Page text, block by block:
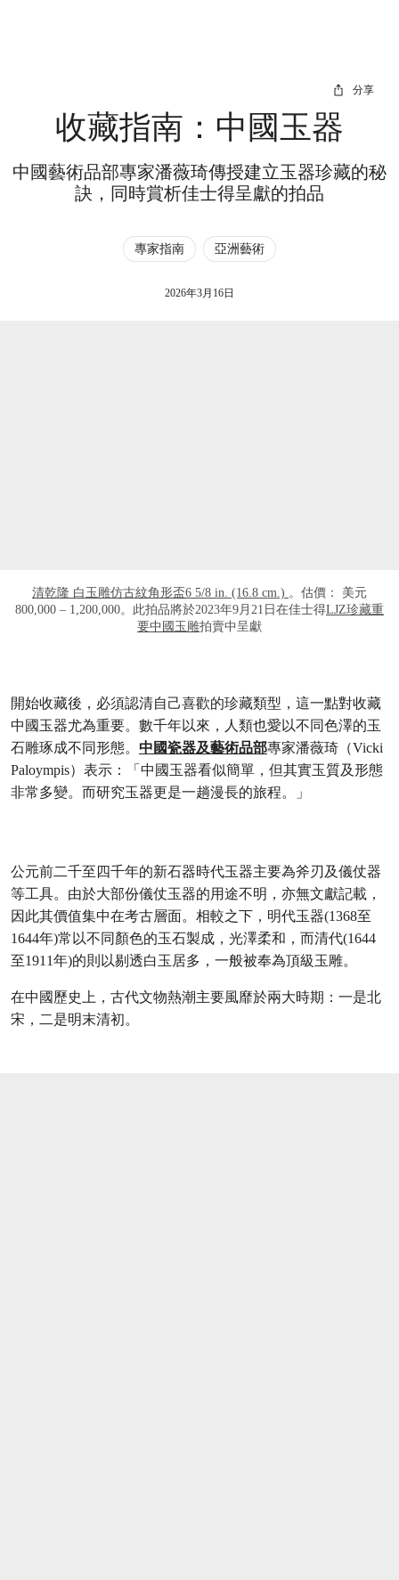
分享
收藏指南：中國玉器
中國藝術品部專家潘薇琦傳授建立玉器珍藏的秘
訣，同時賞析佳士得呈獻的拍品
專家指南 亞洲藝術
2026年3月16日
清乾隆 白玉雕仿古紋角形盃6 5/8 in. (16.8 cm.) 。估價： 美元
800,000 – 1,200,000。此拍品將於2023年9月21日在佳士得LJZ珍藏重
要中國玉雕拍賣中呈獻
開始收藏後，必須認清自己喜歡的珍藏類型，這一點對收藏
中國玉器尤為重要。數千年以來，人類也愛以不同色澤的玉
石雕琢成不同形態。 中國瓷器及藝術品部專家潘薇琦（Vicki
Paloympis）表示：「中國玉器看似簡單，但其實玉質及形態
非常多變。而研究玉器更是一趟漫長的旅程。」
公元前二千至四千年的新石器時代玉器主要為斧刃及儀仗器
等工具。由於大部份儀仗玉器的用途不明，亦無文獻記載，
因此其價值集中在考古層面。相較之下，明代玉器(1368至
1644年)常以不同顏色的玉石製成，光澤柔和，而清代(1644
至1911年)的則以剔透白玉居多，一般被奉為頂級玉雕。
在中國歷史上，古代文物熱潮主要風靡於兩大時期：一是北
宋，二是明末清初。